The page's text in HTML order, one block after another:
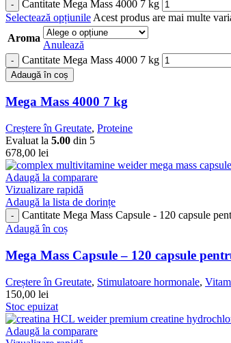
Cantitate Mega Mass 4000 7 kg
Selectează opțiunile Acest produs are mai multe
Aroma
Anulează
Cantitate Mega Mass 4000 7 kg
Adaugă în coș
Mega Mass 4000 7 kg
Creștere în Greutate, Proteine
Evaluat la 5.00 din 5
678,00 lei
Adaugă la comparare
Vizualizare rapidă
Adaugă la lista de dorințe
Cantitate Mega Mass Capsule - 120 capsule
Adaugă în coș
Mega Mass Capsule – 120 capsule
Creștere în Greutate, Stimulatoare hormonale,
150,00 lei
Stoc epuizat
Adaugă la comparare